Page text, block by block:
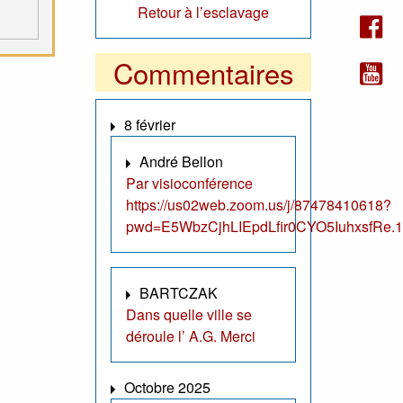
Retour à l’esclavage
Commentaires
8 février
André Bellon
Par visioconférence
https://us02web.zoom.us/j/87478410618?
BARTCZAK
Dans quelle ville se
déroule l’ A.G. Merci
Octobre 2025